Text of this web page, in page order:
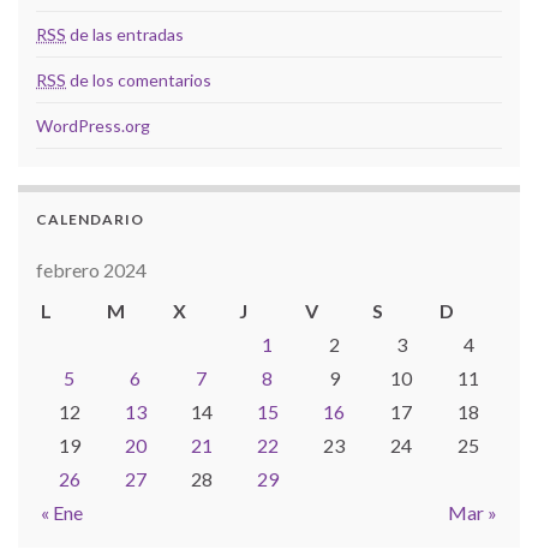
RSS de las entradas
RSS de los comentarios
WordPress.org
CALENDARIO
febrero 2024
L
M X J V S D
« Ene Mar »
1 2 3
4
5
6 7 8 9 10
11
12
13 14 15 16 17
18
19
20 21 22 23 24
25
26
27 28 29